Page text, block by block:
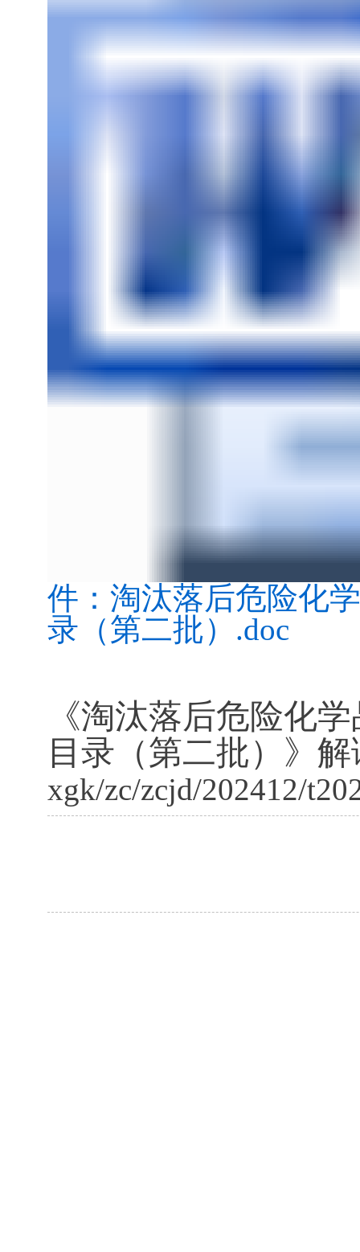
件：淘汰落后危险化
录（第二批）.doc
《淘汰落后危险化
目录（第二批）》解
xgk/zc/zcjd/202412/